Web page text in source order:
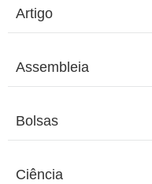
Artigo
Assembleia
Bolsas
Ciência